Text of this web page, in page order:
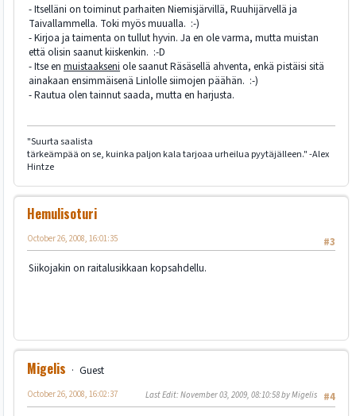
- Itselläni on toiminut parhaiten Niemisjärvillä, Ruuhijärvellä ja
Taivallammella. Toki myös muualla. :-)
- Kirjoa ja taimenta on tullut hyvin. Ja en ole varma, mutta muistan
että olisin saanut kiiskenkin. :-D
- Itse en muistaakseni ole saanut Räsäsellä ahventa, enkä pistäisi sitä
ainakaan ensimmäisenä Linlolle siimojen päähän. :-)
- Rautua olen tainnut saada, mutta en harjusta.
"Suurta saalista
tärkeämpää on se, kuinka paljon kala tarjoaa urheilua pyytäjälleen." -Alex
Hintze
Hemulisoturi
#3
October 26, 2008, 16:01:35
Siikojakin on raitalusikkaan kopsahdellu.
Migelis
Guest
#4
October 26, 2008, 16:02:37 Last Edit: November 03, 2009, 08:10:58 by Migelis